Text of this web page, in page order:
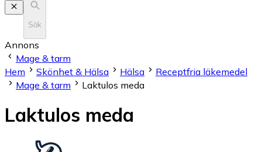
Sök
Annons
Mage & tarm
Hem
Skönhet & Hälsa Hälsa
Receptfria läkemedel
Mage & tarm
Laktulos meda
Laktulos meda